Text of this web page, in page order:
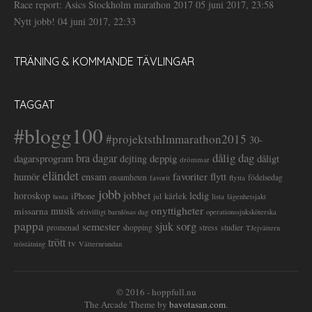
Race report: Asics Stockholm marathon 2017 05 juni 2017, 23:58
Nytt jobb! 04 juni 2017, 22:33
TRÄNING & KOMMANDE TÄVLINGAR
TAGGAT
#blogg100 #projektsthlmmarathon2015 30-
dagarsprogram bra dagar dejting deppig drömmar dålig dag dåligt
humör eländet ensam ensamheten favorit favoriter flytt flytta födelsedag
horoskop hosta iPhone jobb jobbet jul kärlek ledig lista lägenhetsjakt
missarna musik ofrivilligt barnlösas dag onyttigheter operationssjuksköterska
pappa promenad semester shopping sjuk sorg stress studier TJejvättern
tröstätning trött tv Vätternrundan
© 2016 - hoppfull.nu
The Arcade Theme by bavotasan.com.